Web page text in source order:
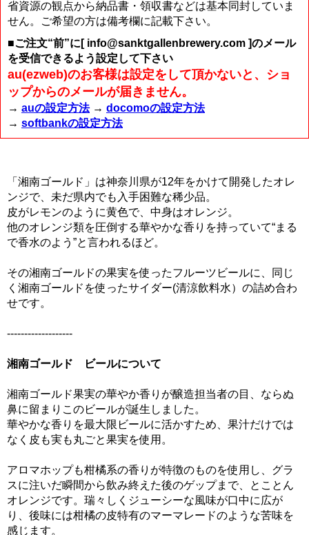
省資源の観点から納品書・領収書などは基本同封していま
せん。ご希望の方は備考欄に記載下さい。
■ご注文“前”に[ info@sanktgallenbrewery.com ]のメール
を受信できるよう設定して下さい
au(ezweb)のお客様は設定をして頂かないと、ショ
ップからのメールが届きません。
→ auの設定方法 → docomoの設定方法
→ softbankの設定方法
「湘南ゴールド」は神奈川県が12年をかけて開発したオレ
ンジで、未だ県内でも入手困難な稀少品。
皮がレモンのように黄色で、中身はオレンジ。
他のオレンジ類を圧倒する華やかな香りを持っていて“まる
で香水のよう”と言われるほど。
その湘南ゴールドの果実を使ったフルーツビールに、同じ
く湘南ゴールドを使ったサイダー(清涼飲料水）の詰め合わ
せです。
-------------------
湘南ゴールド ビールについて
湘南ゴールド果実の華やか香りが醸造担当者の目、ならぬ
鼻に留まりこのビールが誕生しました。
華やかな香りを最大限ビールに活かすため、果汁だけでは
なく皮も実も丸ごと果実を使用。
アロマホップも柑橘系の香りが特徴のものを使用し、グラ
スに注いだ瞬間から飲み終えた後のゲップまで、とことん
オレンジです。瑞々しくジューシーな風味が口中に広が
り、後味には柑橘の皮特有のマーマレードのような苦味を
感じます。